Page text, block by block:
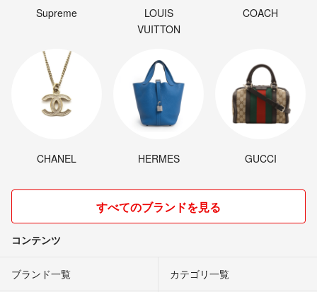
Supreme
LOUIS
VUITTON
COACH
CHANEL HERMES GUCCI
すべてのブランドを見る
コンテンツ
ブランド一覧 カテゴリ一覧